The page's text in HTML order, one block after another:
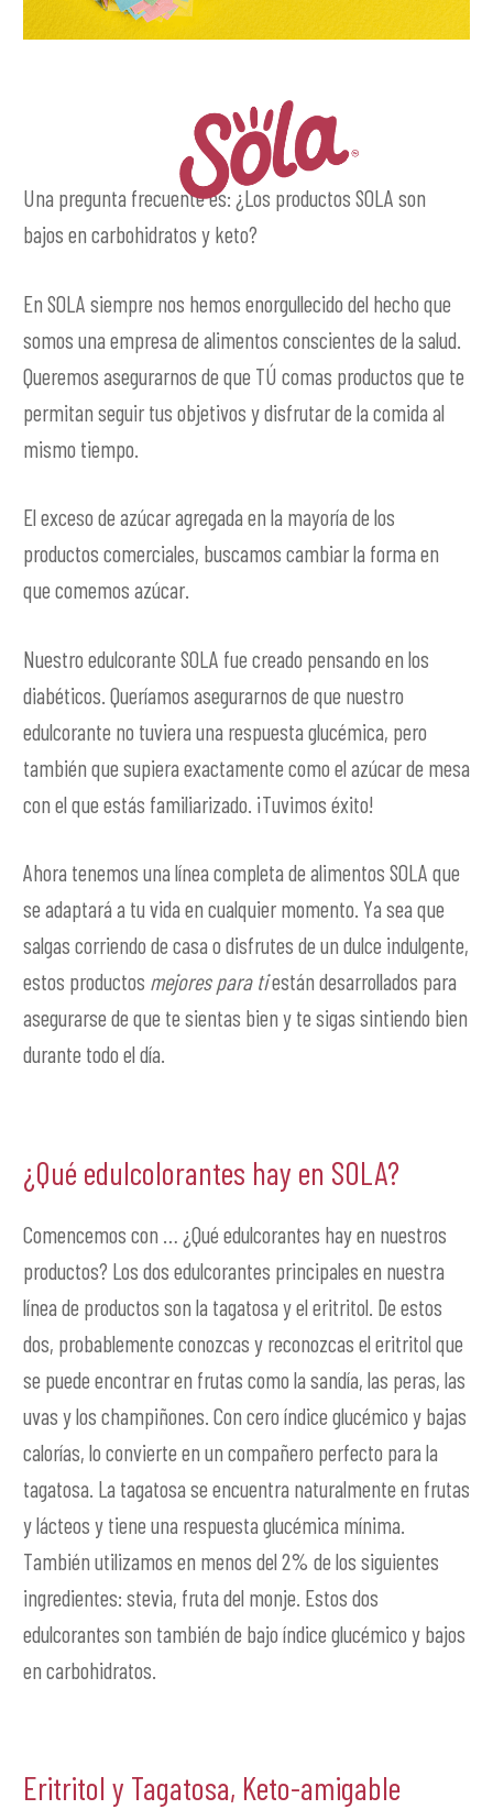
Una pregunta frecuente es: ¿Los productos SOLA son
bajos en carbohidratos y keto?
En SOLA siempre nos hemos enorgullecido del hecho que
somos una empresa de alimentos conscientes de la salud.
Queremos asegurarnos de que TÚ comas productos que te
permitan seguir tus objetivos y disfrutar de la comida al
mismo tiempo.
El exceso de azúcar agregada en la mayoría de los
productos comerciales, buscamos cambiar la forma en
que comemos azúcar.
Nuestro edulcorante SOLA fue creado pensando en los
diabéticos. Queríamos asegurarnos de que nuestro
edulcorante no tuviera una respuesta glucémica, pero
también que supiera exactamente como el azúcar de mesa
con el que estás familiarizado. ¡Tuvimos éxito!
Ahora tenemos una línea completa de alimentos SOLA que
se adaptará a tu vida en cualquier momento. Ya sea que
salgas corriendo de casa o disfrutes de un dulce indulgente,
estos productos mejores para tiestán desarrollados para
asegurarse de que te sientas bien y te sigas sintiendo bien
durante todo el día.
¿Qué edulcolorantes hay en SOLA?
Comencemos con … ¿Qué edulcorantes hay en nuestros
productos? Los dos edulcorantes principales en nuestra
línea de productos son la tagatosa y el eritritol. De estos
dos, probablemente conozcas y reconozcas el eritritol que
se puede encontrar en frutas como la sandía, las peras, las
uvas y los champiñones. Con cero índice glucémico y bajas
calorías, lo convierte en un compañero perfecto para la
tagatosa. La tagatosa se encuentra naturalmente en frutas
y lácteos y tiene una respuesta glucémica mínima.
También utilizamos en menos del 2% de los siguientes
ingredientes: stevia, fruta del monje. Estos dos
edulcorantes son también de bajo índice glucémico y bajos
en carbohidratos.
Eritritol y Tagatosa, Keto-amigable